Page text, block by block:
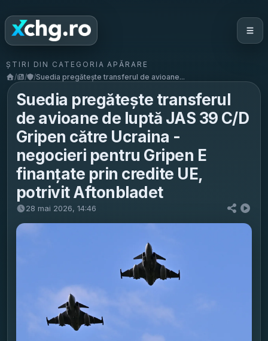
ȘTIRI DIN CATEGORIA APĂRARE
/
/ /Suedia pregătește transferul de avioane...
Suedia pregătește transferul
de avioane de luptă JAS 39 C/D
Gripen către Ucraina -
negocieri pentru Gripen E
finanțate prin credite UE,
potrivit Aftonbladet
28 mai 2026, 14:46